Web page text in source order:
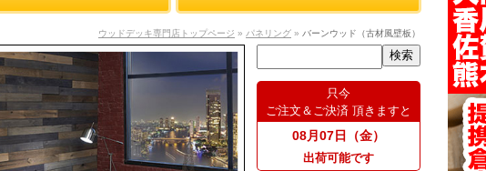
ウッドデッキ専門店トップページ » パネリング » バーンウッド（古材風壁板）
只今
ご注文＆ご決済 頂きますと
08月07日（金）
出荷可能です